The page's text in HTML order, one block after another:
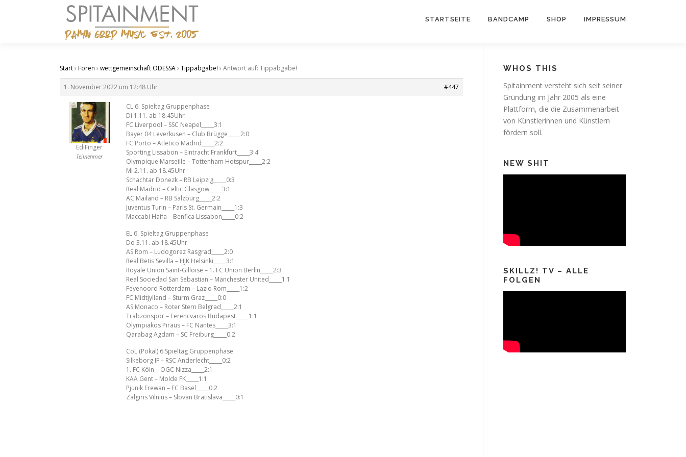
STARTSEITE BANDCAMP SHOP IMPRESSUM
Start› Foren › wettgemeinschaft ODESSA› Tippabgabe! › Antwort auf: Tippabgabe!
1. November 2022 um 12:48 Uhr #447
EdiFinger
Teilnehmer
CL 6. Spieltag Gruppenphase
Di 1.11. ab 18.45Uhr
FC Liverpool – SSC Neapel_____3:1
Bayer 04 Leverkusen – Club Brügge_____2:0
FC Porto – Atletico Madrid_____2:2
Sporting Lissabon – Eintracht Frankfurt_____3:4
Olympique Marseille – Tottenham Hotspur_____2:2
Mi 2.11. ab 18.45Uhr
Schachtar Donezk – RB Leipzig_____0:3
Real Madrid – Celtic Glasgow_____3:1
AC Mailand – RB Salzburg_____2:2
Juventus Turin – Paris St. Germain_____1:3
Maccabi Haifa – Benfica Lissabon_____0:2
EL 6. Spieltag Gruppenphase
Do 3.11. ab 18.45Uhr
AS Rom – Ludogorez Rasgrad_____2:0
Real Betis Sevilla – HJK Helsinki_____3:1
Royale Union Saint-Gilloise – 1. FC Union Berlin_____2:3
Real Sociedad San Sebastian – Manchester United_____1:1
Feyenoord Rotterdam – Lazio Rom_____1:2
FC Midtjylland – Sturm Graz_____0:0
AS Monaco – Roter Stern Belgrad_____2:1
Trabzonspor – Ferencvaros Budapest_____1:1
Olympiakos Piräus – FC Nantes_____3:1
Qarabag Agdam – SC Freiburg_____0:2
CoL (Pokal) 6.Spieltag Gruppenphase
Silkeborg IF – RSC Anderlecht_____0:2
1. FC Köln – OGC Nizza_____2:1
KAA Gent – Molde FK_____1:1
Pjunik Erewan – FC Basel_____0:2
Zalgiris Vilnius – Slovan Bratislava_____0:1
WHOS THIS
Spitainment versteht sich seit seiner
Gründung im Jahr 2005 als eine
Plattform, die die Zusammenarbeit
von Künstlerinnen und Künstlern
fördern soll.
NEW SHIT
SKILLZ! TV – ALLE
FOLGEN